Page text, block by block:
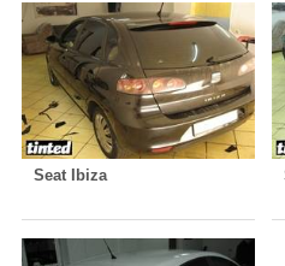
Seat Ibiza